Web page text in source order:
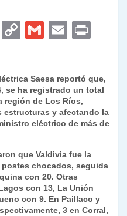
Li
C
y
Li
n
G
l
E
l
Saesa reportó que,
se ha registrado un total
región de Los Ríos,
estructuras y afectando la
eléctrico de más de
que Valdivia fue la
chocados, seguida
con 20. Otras
con 13, La Unión
con 9. En Paillaco y
3 en Corral,